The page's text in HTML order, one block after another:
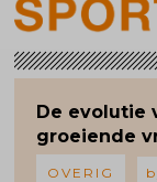
De evolutie
groeiende
OVERIG